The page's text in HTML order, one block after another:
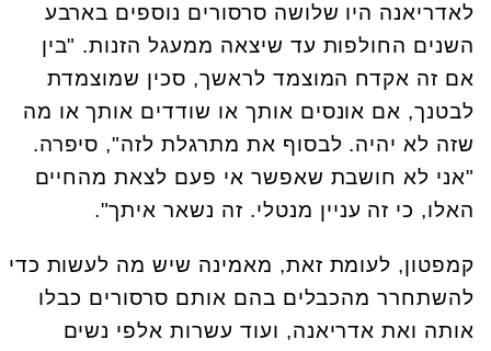
לאדריאנה היו שלושה סרסורים נוספים בארבע
השנים החולפות עד שיצאה ממעגל הזנות. "בין
אם זה אקדח המוצמד לראשך, סכין שמוצמדת
לבטנך, אם אונסים אותך או שודדים אותך או מה
שזה לא יהיה. לבסוף את מתרגלת לזה", סיפרה.
"אני לא חושבת שאפשר אי פעם לצאת מהחיים
האלו, כי זה עניין מנטלי. זה נשאר איתך".
קמפטון, לעומת זאת, מאמינה שיש מה לעשות כדי
להשתחרר מהכבלים בהם אותם סרסורים כבלו
אותה ואת אדריאנה, ועוד עשרות אלפי נשים